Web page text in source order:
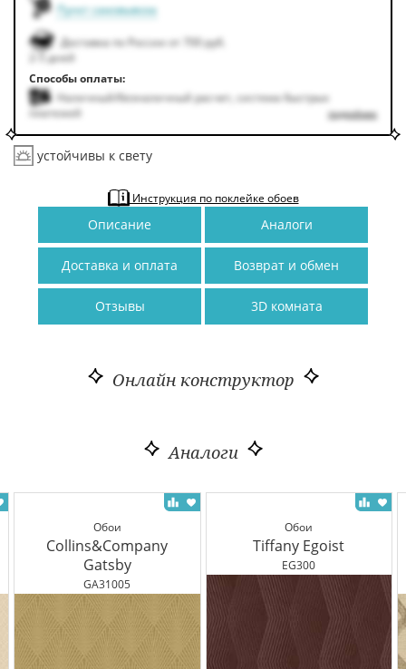
Пункт самовывоза
Доставка по России от 700 руб.
2-5 дней
Способы оплаты:
Наличный/безналичный расчет, система быстрых
платежей
подробнее
устойчивы к свету
Инструкция по поклейке обоев
Описание Аналоги
Доставка и оплата Возврат и обмен
Отзывы 3D комната
Онлайн конструктор
Аналоги
Обои
Collins&Company
Gatsby
GA31005
Обои
Tiffany Egoist
EG300